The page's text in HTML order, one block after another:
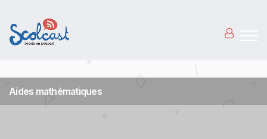
Aides mathématiques